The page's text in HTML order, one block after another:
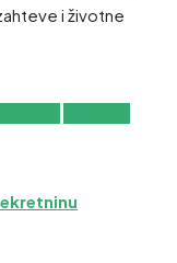
i životne